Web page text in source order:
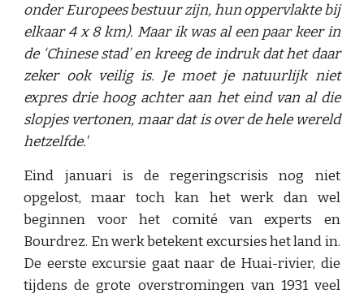
onder Europees bestuur zijn, hun oppervlakte bij
elkaar 4 x 8 km). Maar ik was al een paar keer in
de ‘Chinese stad’ en kreeg de indruk dat het daar
zeker ook veilig is. Je moet je natuurlijk niet
expres drie hoog achter aan het eind van al die
slopjes vertonen, maar dat is over de hele wereld
hetzelfde.'
Eind januari is de regeringscrisis nog niet
opgelost, maar toch kan het werk dan wel
beginnen voor het comité van experts en
Bourdrez. En werk betekent excursies het land in.
De eerste excursie gaat naar de Huai-rivier, die
tijdens de grote overstromingen van 1931 veel